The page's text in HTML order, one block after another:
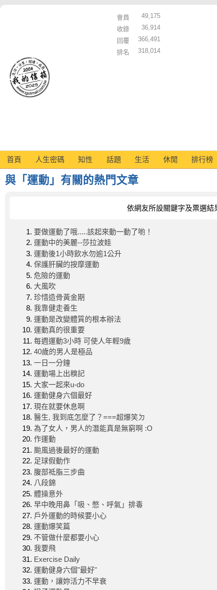
會員
49,175
收錄
36,914
回覆
366,491
排名
318,014
首頁 人生密碼 知性 話題 生活 休閒 排行榜
與「運動」有關的熱門文章
依網友所設關鍵字及票選結
要做運動了哦.....該起來動一動了喲！
運動中的美麗--莎拉波娃
運動後1小時飲水勿逾1公升
保護肝臟的按摩運動
危險的運動
大風吹
珍惜造骨黃金期
我靠健走養生
運動是改變體質的根本辦法
運動真的很重要
每週運動3小時 可使人年輕9歲
40歲的男人是極品
一日一分鐘
運動場上出糗記
大家一起來u-do
運動健身六個最好
現在就要休息啊
醫生, 我到底怎麼了？===超爆笑ㄉ
為了女人，男人的潛能真是無窮啊 :O
作運動
颱風過後最好的運動
足球假動作
腹部祗脂三步曲
八段錦
體操意外
早中晚用鼻「吸、憋、呼氣」排毒
戶外運動的時候要小心
運動爆笑篇
不管做什麼都要小心
我要飛
Exercise Daily
運動健身六個"最好"
運動，讓妳活力不早衰